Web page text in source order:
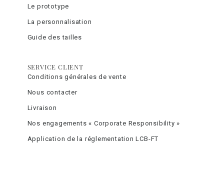
Le prototype
La personnalisation
Guide des tailles
SERVICE CLIENT
Conditions générales de vente
Nous contacter
Livraison
Nos engagements « Corporate Responsibility »
Application de la réglementation LCB-FT